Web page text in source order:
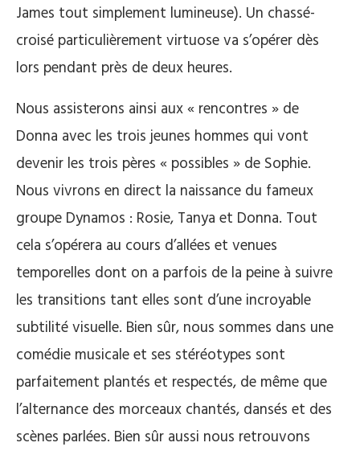
James tout simplement lumineuse). Un chassé-
croisé particulièrement virtuose va s’opérer dès
lors pendant près de deux heures.
Nous assisterons ainsi aux « rencontres » de
Donna avec les trois jeunes hommes qui vont
devenir les trois pères « possibles » de Sophie.
Nous vivrons en direct la naissance du fameux
groupe Dynamos : Rosie, Tanya et Donna. Tout
cela s’opérera au cours d’allées et venues
temporelles dont on a parfois de la peine à suivre
les transitions tant elles sont d’une incroyable
subtilité visuelle. Bien sûr, nous sommes dans une
comédie musicale et ses stéréotypes sont
parfaitement plantés et respectés, de même que
l’alternance des morceaux chantés, dansés et des
scènes parlées. Bien sûr aussi nous retrouvons